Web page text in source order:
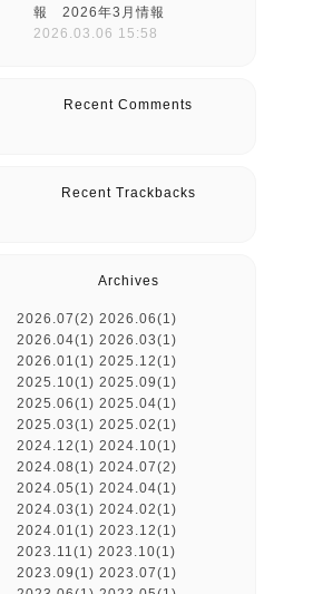
報 2026年3月情報
2026.03.06 15:58
Recent Comments
Recent Trackbacks
Archives
2026.07(2) 2026.06(1)
2026.04(1) 2026.03(1)
2026.01(1) 2025.12(1)
2025.10(1) 2025.09(1)
2025.06(1) 2025.04(1)
2025.03(1) 2025.02(1)
2024.12(1) 2024.10(1)
2024.08(1) 2024.07(2)
2024.05(1) 2024.04(1)
2024.03(1) 2024.02(1)
2024.01(1) 2023.12(1)
2023.11(1) 2023.10(1)
2023.09(1) 2023.07(1)